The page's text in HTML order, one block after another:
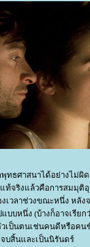
ธศาสนาได้อย่างไม่ผิด
จริงแล้วคือการสมมุติ
เวลาช่วงขณะหนึ่ง หลั
บหนึ่ง (บ้างก็อาจเรียก
เป็นตนเช่นคนดีหรือคน
บสิ้นและเป็นนิรันดร์